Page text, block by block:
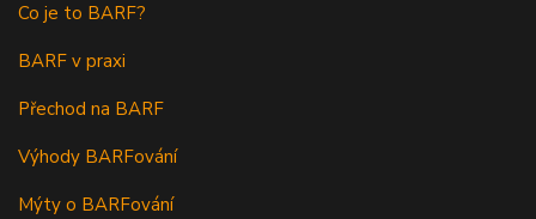
Co je to BARF?
BARF v praxi
Přechod na BARF
Výhody BARFování
Mýty o BARFování